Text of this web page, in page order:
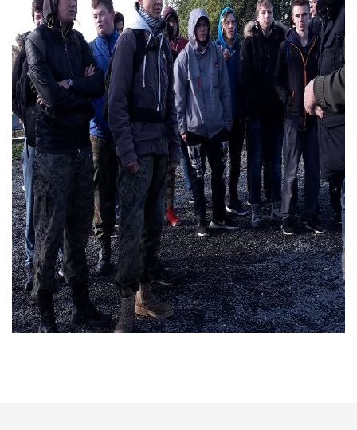
Uživatelská
zkušenost
Aby naše
webové
stránky
fungovaly při
vaší návštěvě
co nejlépe.
Pokud tyto
cookies
odmítnete,
některé
funkce z
webu zmizí.
Marketing
Sdílením svých
zájmů a chování
při návštěvě
našich stránek
zvyšujete šanci na
zobrazení